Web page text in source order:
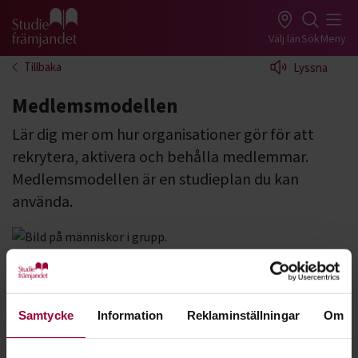
Samtycke Information Reklaminställningar Om
Gå till studiefrämjandets startsida Välj länSökMeny
Tillbaka Lyssna
Medlemsmodellen
Lär dig mer om hur organisationer gör för att
rekrytera, aktivera och behålla medlemmar.
Medlemsmodellen är en studieplan du kan
använda.
Ladda ned studieplanen
Medlemsmodellen
Är det dags att tänka nytt i er förening?
Medlemsmodellen